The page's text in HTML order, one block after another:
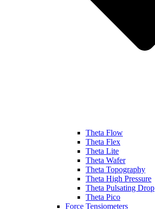
Theta Flow
Theta Flex
Theta Lite
Theta Wafer
Theta Topography
Theta High Pressure
Theta Pulsating Drop
Theta Pico
Force Tensiometers